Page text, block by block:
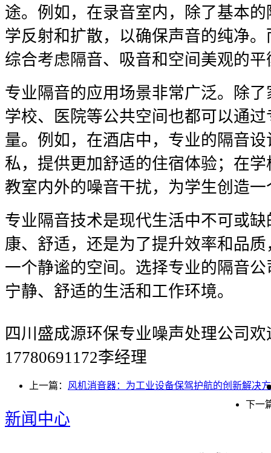
途。例如，在录音室内，除了基本
学反射和扩散，以确保声音的纯净
综合考虑隔音、吸音和空间美观的平
专业隔音的应用场景非常广泛。除
学校、医院等公共空间也都可以通
量。例如，在酒店中，专业的隔音
私，提供更加舒适的住宿体验；在
教室内外的噪音干扰，为学生创造
专业隔音技术是现代生活中不可或
康、舒适，还是为了提升效率和品
一个静谧的空间。选择专业的隔音
宁静、舒适的生活和工作环境。
四川盛成源环保专业噪声处理公司
17780691172李经理
上一篇： 风机消音器：为工业设备保驾护航的创新解决
下一
新闻中心